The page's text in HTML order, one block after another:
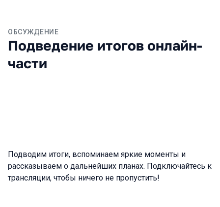
ОБСУЖДЕНИЕ
Подведение итогов онлайн-
части
Подводим итоги, вспоминаем яркие моменты и
рассказываем о дальнейших планах. Подключайтесь к
трансляции, чтобы ничего не пропустить!